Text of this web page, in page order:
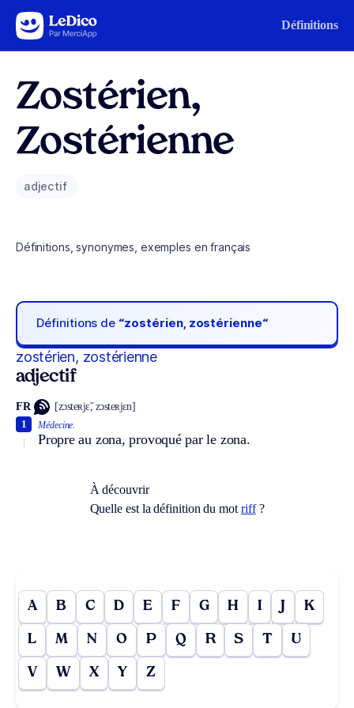
Aller au contenu Définitions
Zostérien,
Zostérienne
adjectif
Définitions, synonymes, exemples en français
Définitions de “zostérien, zostérienne“
zostérien, zostérienne
adjectif
FR [zɔsteʀjɛ̃, zɔsteʀjɛn]
Médecine.
Propre au zona, provoqué par le zona.
1
À découvrir
Quelle est la définition du mot riff?
A B C D E F G H I J K
L M N O P Q R S T U
V W X Y Z